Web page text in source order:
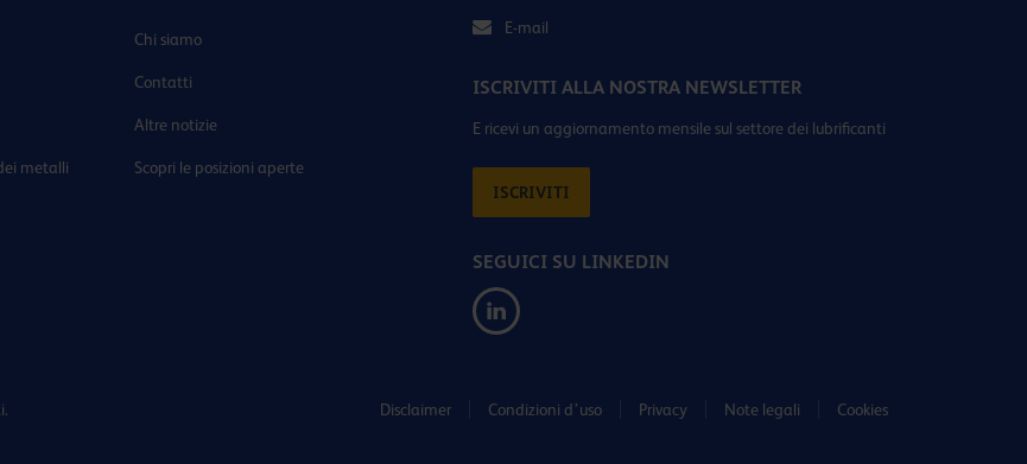
metalli
Chi siamo
Contatti
Altre notizie
Scopri le posizioni aperte
E-mail
ISCRIVITI ALLA NOSTRA NEWSLETTER
E ricevi un aggiornamento mensile sul settore dei lubrificanti
ISCRIVITI
SEGUICI SU LINKEDIN
Disclaimer Condizioni d’uso Privacy Note legali Cookies